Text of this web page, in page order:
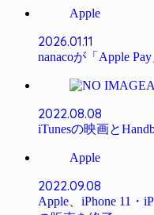
Apple
2026.01.11
nanacoが「Apple
2022.08.08
iTunesの映画と
Apple
2022.09.08
Apple、iPhone 11・